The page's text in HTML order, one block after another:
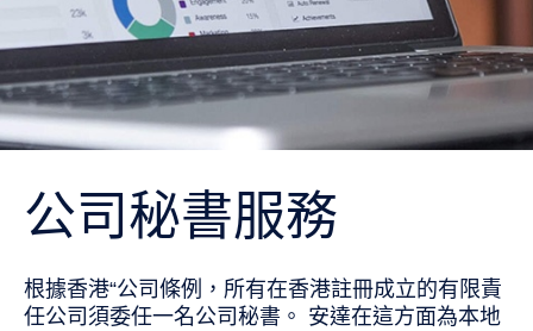
公司秘書服務
​根據香港“公司條例，所有在香港註冊成立的有限責
任公司須委任一名公司秘書。 安達在這方面為本地